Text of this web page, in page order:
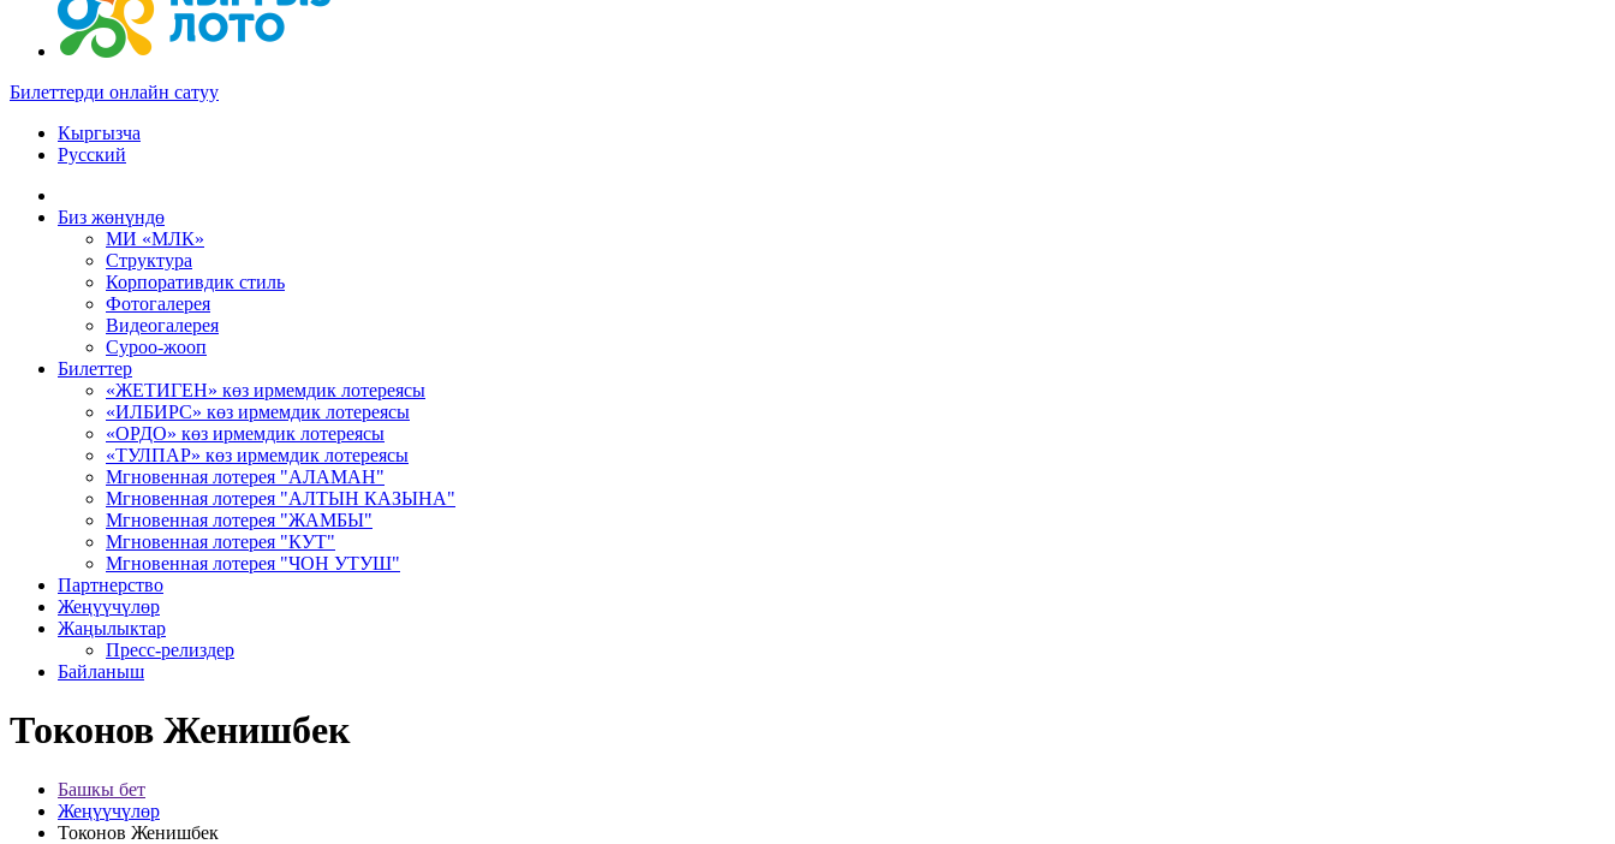
Билеттерди онлайн сатуу
Кыргызча
Русский
Биз жөнүндө
МИ «МЛК»
Структура
Корпоративдик стиль
Фотогалерея
Видеогалерея
Суроо-жооп
Билеттер
«ЖЕТИГЕН» көз ирмемдик лотереясы
«ИЛБИРС» көз ирмемдик лотереясы
«ОРДО» көз ирмемдик лотереясы
«ТУЛПАР» көз ирмемдик лотереясы
Мгновенная лотерея "АЛАМАН"
Мгновенная лотерея "АЛТЫН КАЗЫНА"
Мгновенная лотерея "ЖАМБЫ"
Мгновенная лотерея "КУТ"
Мгновенная лотерея "ЧОН УТУШ"
Партнерство
Жеңүүчүлөр
Жаңылыктар
Пресс-релиздер
Байланыш
Токонов Женишбек
Башкы бет
Жеңүүчүлөр
Токонов Женишбек